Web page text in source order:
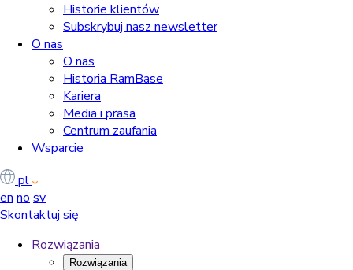
Historie klientów
Subskrybuj nasz newsletter
O nas
O nas
Historia RamBase
Kariera
Media i prasa
Centrum zaufania
Wsparcie
pl
en no sv
Skontaktuj się
Rozwiązania
Rozwiązania